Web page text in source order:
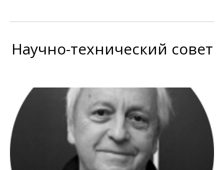
Научно-технический совет